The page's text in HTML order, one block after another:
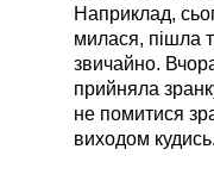
Наприклад,
милася, пішла
звичайно.
прийняла
не помитися
виходом кудись.